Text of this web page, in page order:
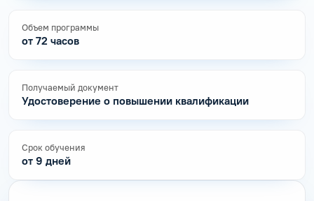
Объем программы
от 72 часов
Получаемый документ
Удостоверение о повышении квалификации
Срок обучения
от 9 дней